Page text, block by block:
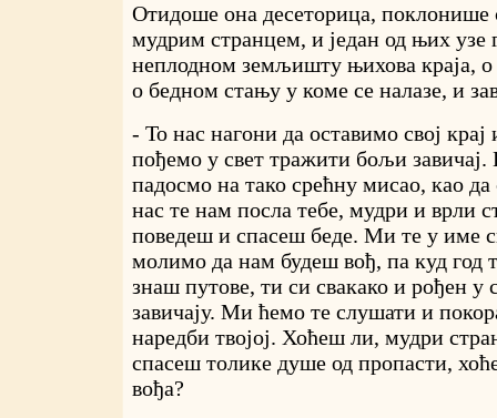
Отидоше она десеторица, поклонише
мудрим странцем, и један од њих узе
неплодном земљишту њихова краја,
о бедном стању у коме се налазе, и
- То нас нагони да оставимо свој крај
пођемо у свет тражити бољи
падосмо на тако срећну мисао, као
нас те нам посла тебе, мудри и врли
поведеш и спасеш беде. Ми те у име
молимо да нам будеш вођ, па куд год
знаш путове, ти си свакако и рођен
завичају. Ми ћемо те слушати и
наредби твојој. Хоћеш ли, мудри
спасеш толике душе од пропасти,
вођа?